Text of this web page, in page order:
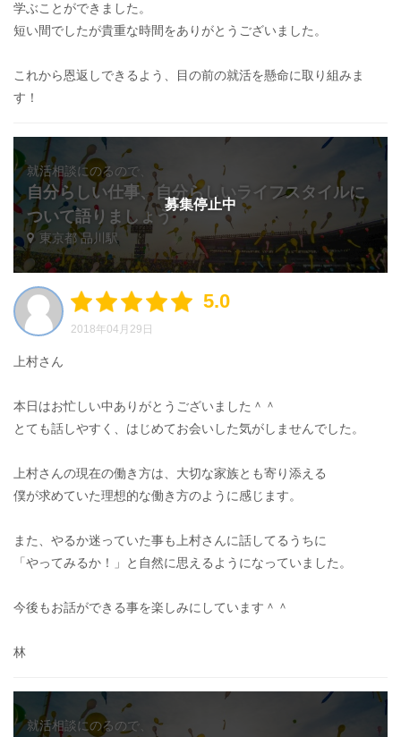
学ぶことができました。
短い間でしたが貴重な時間をありがとうございました。
これから恩返しできるよう、目の前の就活を懸命に取り組みま
す！
就活相談にのるので、
自分らしい仕事、自分らしいライフスタイルに
ついて語りましょう
東京都 品川駅
募集停止中
5.0
2018年04月29日
上村さん
本日はお忙しい中ありがとうございました＾＾
とても話しやすく、はじめてお会いした気がしませんでした。
上村さんの現在の働き方は、大切な家族とも寄り添える
僕が求めていた理想的な働き方のように感じます。
また、やるか迷っていた事も上村さんに話してるうちに
「やってみるか！」と自然に思えるようになっていました。
今後もお話ができる事を楽しみにしています＾＾
林
就活相談にのるので、